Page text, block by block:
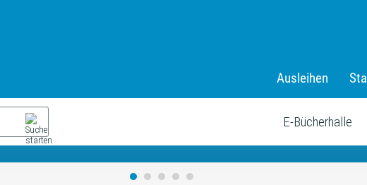
Ausleihen
E-Bücherhalle
neue Sommerferienprogramm